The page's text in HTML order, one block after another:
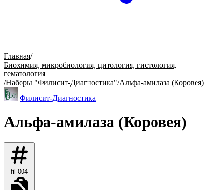
Главная/
Биохимия, микробиология, цитология, гистология,
гематология
/Наборы "Филисит-Диагностика"/Альфа-амилаза (Коровея)
Филисит-Диагностика
Альфа-амилаза (Коровея)
fil-004